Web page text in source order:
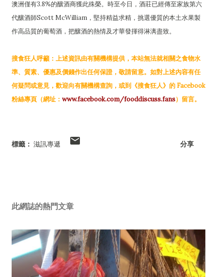
澳洲僅有3.8%的釀酒商獲此殊榮。時至今日，酒莊已經傳至家族第六
代釀酒師Scott McWilliam，堅持精益求精，挑選優質的本土水果製
作高品質的葡萄酒，把釀酒的熱情及才華發揮得淋漓盡致。
搜食狂人呼籲：上述資訊由有關機構提供，本站無法就相關之食物水
準、質素、優惠及價錢作出任何保證，敬請留意。如對上述內容有任
何疑問或意見，歡迎向有關機構查詢，或到《搜食狂人》的 Facebook
粉絲專頁（網址： www.facebook.com/fooddiscuss.fans）留言。
標籤： 滋訊專遞 分享
此網誌的熱門文章